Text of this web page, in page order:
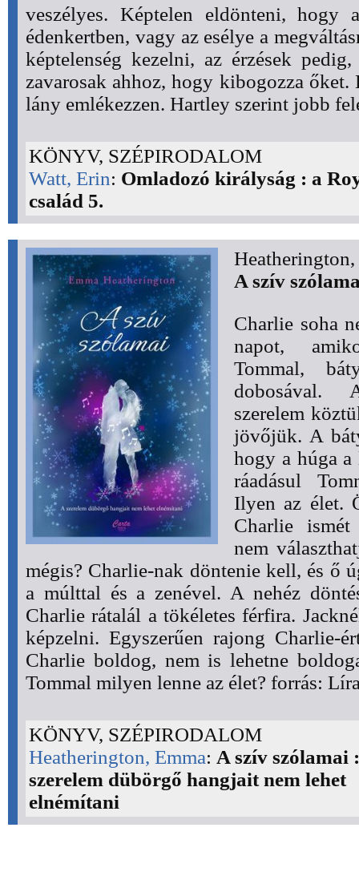
veszélyes. Képtelen eldönteni,
édenkertben, vagy az esélye a
képtelenség kezelni, az érzések
zavarosak ahhoz, hogy kibogozza őket.
lány emlékezzen. Hartley szerint jobb
KÖNYV, SZÉPIRODALOM
Watt, Erin: Omladozó királyság : a
család 5.
Heatherington,
A szív
Charlie soha
napot,
Tommal,
dobosával.
szerelem
jövőjük. A
hogy a húga
ráadásul
Ilyen az élet.
Charlie
nem
mégis? Charlie-nak döntenie kell, és ő
a múlttal és a zenével. A nehéz
Charlie rátalál a tökéletes férfira.
képzelni. Egyszerűen rajong Charlie-
Charlie boldog, nem is lehetne
Tommal milyen lenne az élet? forrás:
KÖNYV, SZÉPIRODALOM
Heatherington, Emma: A szív szólamai
szerelem dübörgő hangjait nem lehet
elnémítani